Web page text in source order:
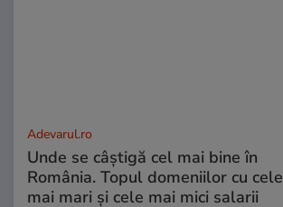
Adevarul.ro
Unde se câștigă cel mai bine în
România. Topul domeniilor cu cele
mai mari și cele mai mici salarii